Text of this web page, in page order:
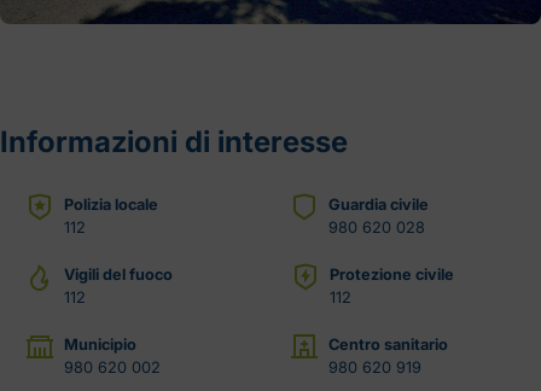
Informazioni di interesse
Polizia locale
112
Guardia civile
980 620 028
Vigili del fuoco
112
Protezione civile
112
Municipio
980 620 002
Centro sanitario
980 620 919